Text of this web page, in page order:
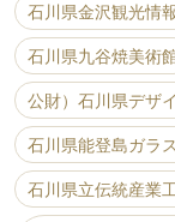
石川県金沢観光情
石川県九谷焼美術
公財）石川県デザ
石川県能登島ガラ
石川県立伝統産業